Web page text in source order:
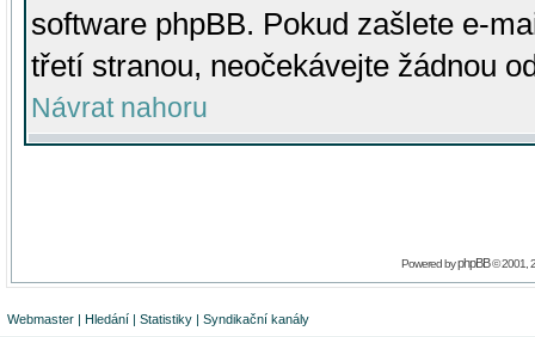
software phpBB. Pokud zašlete e-
třetí stranou, neočekávejte žádnou
Návrat nahoru
Powered byphpBB© 2001,
Webmaster | Hledání | Statistiky | Syndikační kanály